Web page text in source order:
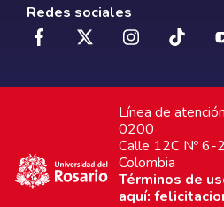
Redes sociales
Línea de
0200
Calle 12C Nº 6-
Colombia
Términos de
aquí: